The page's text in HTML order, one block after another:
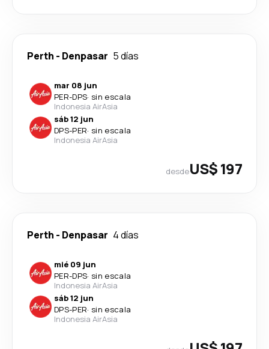
Perth - Denpasar 5 días
mar 08 jun
PER-DPS· sin escala
Indonesia AirAsia
sáb 12 jun
DPS-PER· sin escala
Indonesia AirAsia
desdeUS$ 197
Perth - Denpasar 4 días
mié 09 jun
PER-DPS· sin escala
Indonesia AirAsia
sáb 12 jun
DPS-PER· sin escala
Indonesia AirAsia